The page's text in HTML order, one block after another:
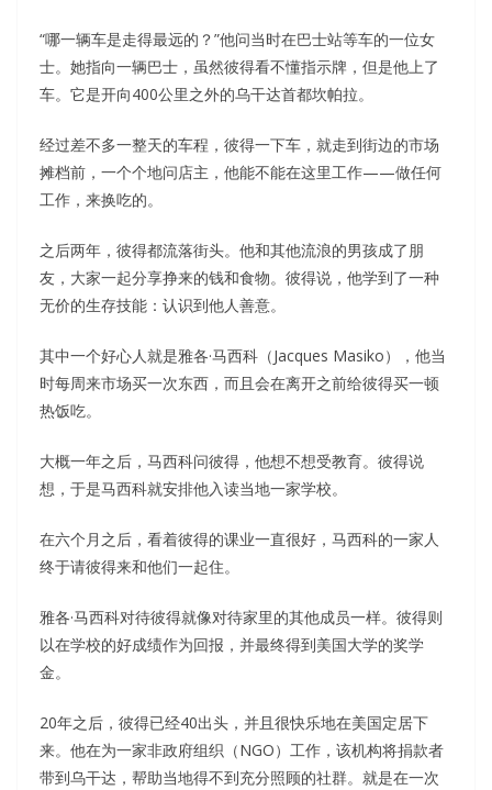
“哪一辆车是走得最远的？”他问当时在巴士站等车的一位女
士。她指向一辆巴士，虽然彼得看不懂指示牌，但是他上了
车。它是开向400公里之外的乌干达首都坎帕拉。
经过差不多一整天的车程，彼得一下车，就走到街边的市场
摊档前，一个个地问店主，他能不能在这里工作——做任何
工作，来换吃的。
之后两年，彼得都流落街头。他和其他流浪的男孩成了朋
友，大家一起分享挣来的钱和食物。彼得说，他学到了一种
无价的生存技能：认识到他人善意。
其中一个好心人就是雅各·马西科（Jacques Masiko），他当
时每周来市场买一次东西，而且会在离开之前给彼得买一顿
热饭吃。
大概一年之后，马西科问彼得，他想不想受教育。彼得说
想，于是马西科就安排他入读当地一家学校。
在六个月之后，看着彼得的课业一直很好，马西科的一家人
终于请彼得来和他们一起住。
雅各·马西科对待彼得就像对待家里的其他成员一样。彼得则
以在学校的好成绩作为回报，并最终得到美国大学的奖学
金。
20年之后，彼得已经40出头，并且很快乐地在美国定居下
来。他在为一家非政府组织（NGO）工作，该机构将捐款者
带到乌干达，帮助当地得不到充分照顾的社群。就是在一次